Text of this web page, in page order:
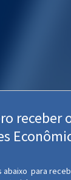
receber
abaixo para